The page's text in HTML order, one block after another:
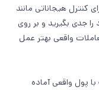
کنترل هیجاناتی مانند
جدی بگیرید و بر روی
واقعی بهتر عمل
پول واقعی آماده